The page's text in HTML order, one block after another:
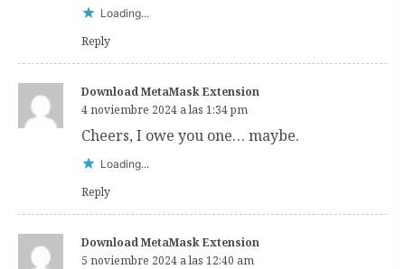
Loading...
Reply
Download MetaMask Extension
4 noviembre 2024 a las 1:34 pm
Cheers, I owe you one… maybe.
Loading...
Reply
Download MetaMask Extension
5 noviembre 2024 a las 12:40 am